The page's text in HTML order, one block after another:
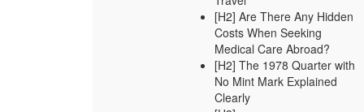
[H2] Are There Any Hidden
Costs When Seeking
Medical Care Abroad?
[H2] The 1978 Quarter with
No Mint Mark Explained
Clearly